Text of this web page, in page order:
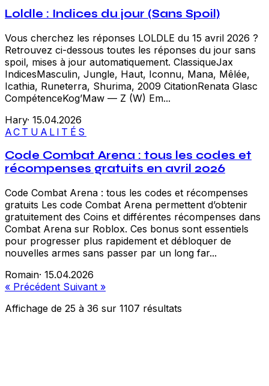
Loldle : Indices du jour (Sans Spoil)
Vous cherchez les réponses LOLDLE du 15 avril 2026 ?
Retrouvez ci-dessous toutes les réponses du jour sans
spoil, mises à jour automatiquement. ClassiqueJax
IndicesMasculin, Jungle, Haut, Iconnu, Mana, Mêlée,
Icathia, Runeterra, Shurima, 2009 CitationRenata Glasc
CompétenceKog’Maw — Z (W) Em...
Hary· 15.04.2026
ACTUALITÉS
Code Combat Arena : tous les codes et
récompenses gratuits en avril 2026
Code Combat Arena : tous les codes et récompenses
gratuits Les code Combat Arena permettent d’obtenir
gratuitement des Coins et différentes récompenses dans
Combat Arena sur Roblox. Ces bonus sont essentiels
pour progresser plus rapidement et débloquer de
nouvelles armes sans passer par un long far...
Romain· 15.04.2026
« Précédent Suivant »
Affichage de 25 à 36 sur 1107 résultats